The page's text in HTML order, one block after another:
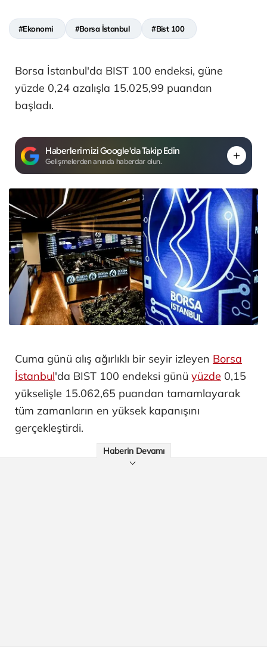
#Ekonomi #Borsa İstanbul #Bist 100
Borsa İstanbul'da BIST 100 endeksi, güne
yüzde 0,24 azalışla 15.025,99 puandan
başladı.
Haberlerimizi Google'da Takip Edin
Gelişmelerden anında haberdar olun.
Cuma günü alış ağırlıklı bir seyir izleyen Borsa
İstanbul'da BIST 100 endeksi günü yüzde 0,15
yükselişle 15.062,65 puandan tamamlayarak
tüm zamanların en yüksek kapanışını
gerçekleştirdi.
Haberin Devamı